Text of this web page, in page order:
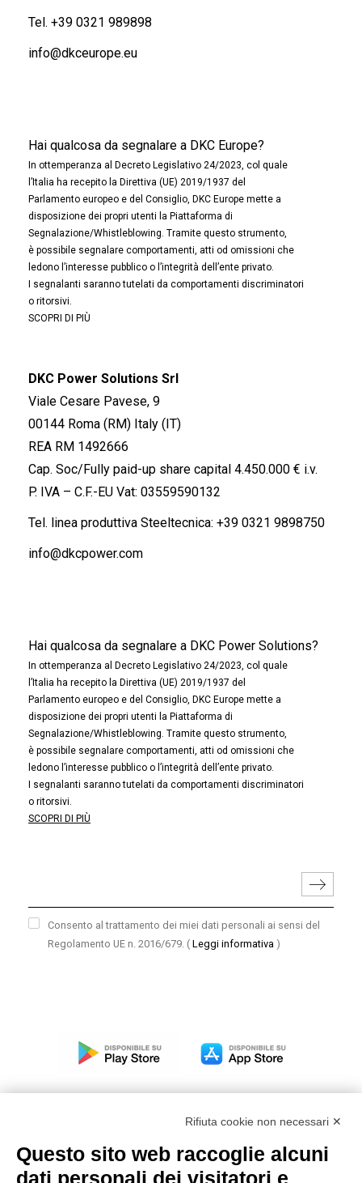
Tel. +39 0321 989898
info@dkceurope.eu
Hai qualcosa da segnalare a DKC Europe?
In ottemperanza al Decreto Legislativo 24/2023, col quale
l’Italia ha recepito la Direttiva (UE) 2019/1937 del
Parlamento europeo e del Consiglio, DKC Europe mette a
disposizione dei propri utenti la Piattaforma di
Segnalazione/Whistleblowing. Tramite questo strumento,
è possibile segnalare comportamenti, atti od omissioni che
ledono l’interesse pubblico o l’integrità dell’ente privato.
I segnalanti saranno tutelati da comportamenti discriminatori
o ritorsivi.
SCOPRI DI PIÙ
DKC Power Solutions Srl
Viale Cesare Pavese, 9
00144 Roma (RM) Italy (IT)
REA RM 1492666
Cap. Soc/Fully paid-up share capital 4.450.000 € i.v.
P. IVA – C.F.-EU Vat: 03559590132
Tel. linea produttiva Steeltecnica: +39 0321 9898750
info@dkcpower.com
Hai qualcosa da segnalare a DKC Power Solutions?
In ottemperanza al Decreto Legislativo 24/2023, col quale
l’Italia ha recepito la Direttiva (UE) 2019/1937 del
Parlamento europeo e del Consiglio, DKC Europe mette a
disposizione dei propri utenti la Piattaforma di
Segnalazione/Whistleblowing. Tramite questo strumento,
è possibile segnalare comportamenti, atti od omissioni che
ledono l’interesse pubblico o l’integrità dell’ente privato.
I segnalanti saranno tutelati da comportamenti discriminatori
o ritorsivi.
SCOPRI DI PIÙ
Consento al trattamento dei miei dati personali ai sensi del
Regolamento UE n. 2016/679. ( Leggi informativa )
Modello organizzativo, gestione e controllo – D. lgs.
231/2001
Rifiuta cookie non necessari ✕
Questo sito web raccoglie alcuni
dati personali dei visitatori e